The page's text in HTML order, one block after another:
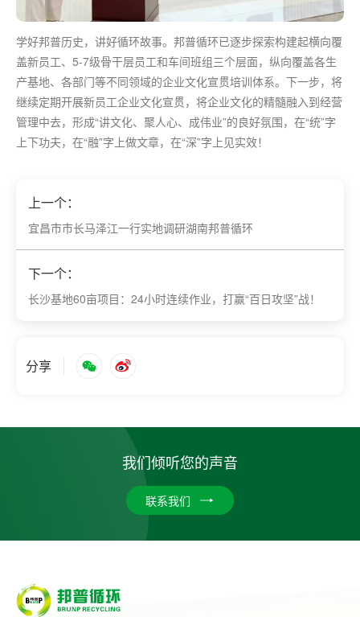
学好邦普历史，讲好循环故事。邦普循环已逐步探索构建起横向覆
盖新员工、5-7级骨干层员工和车间班组三个层面，纵向覆盖各生
产基地、各部门等不同领域的企业文化宣贯培训体系。下一步，将
继续定期开展新员工企业文化宣贯，将企业文化的精髓融入到经营
管理中去，形成“讲文化、聚人心、成伟业”的良好氛围，在“统”字
上下功夫，在“融”字上做文章，在“深”字上见实效！
上一个：
宜昌市市长马泽江一行实地调研湖南邦普循环
下一个：
长沙基地60亩项目：24小时连续作业，打赢“百日攻坚”战！
分享
我们倾听您的声音
联系我们